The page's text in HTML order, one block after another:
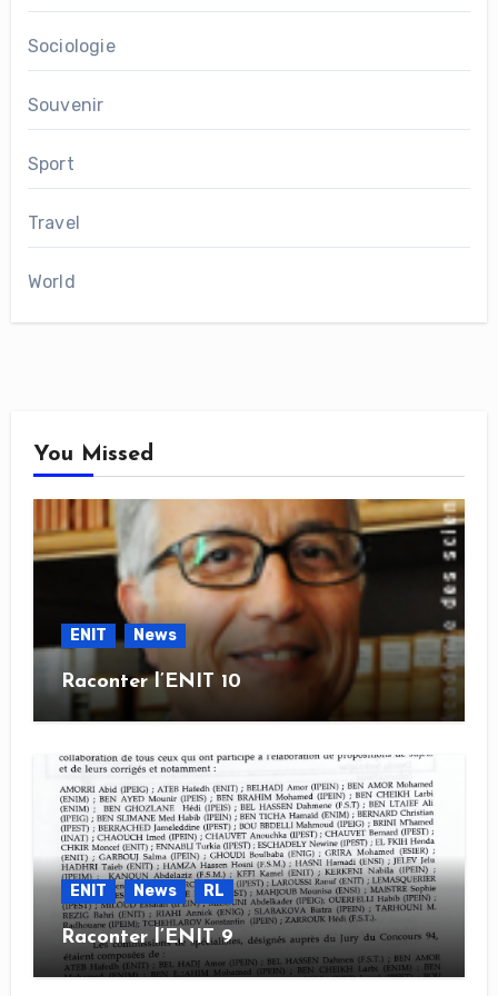
Sociologie
Souvenir
Sport
Travel
World
You Missed
ENIT News
Raconter l’ENIT 10
ENIT News RL
Raconter l’ENIT 9